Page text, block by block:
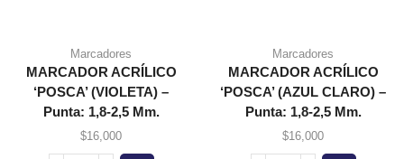
Marcadores
MARCADOR ACRÍLICO
‘POSCA’ (VIOLETA) –
Punta: 1,8-2,5 Mm.
$16,000
Marcadores
MARCADOR ACRÍLICO
‘POSCA’ (AZUL CLARO) –
Punta: 1,8-2,5 Mm.
$16,000